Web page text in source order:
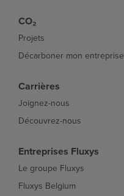
CO₂
Projets
Décarboner mon entreprise
Carrières
Joignez-nous
Découvrez-nous
Entreprises Fluxys
Le groupe Fluxys
Fluxys Belgium